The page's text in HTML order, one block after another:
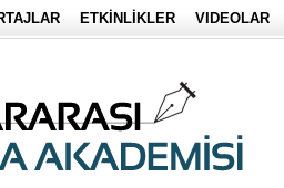
ETKİNLİKLER VIDEOLAR